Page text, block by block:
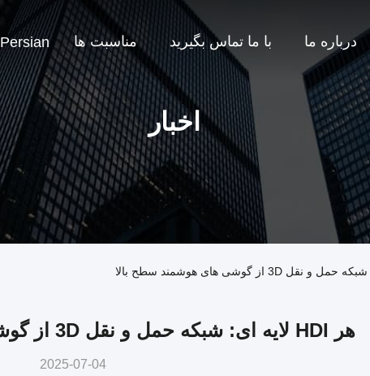
درباره ما با ما تماس بگیرید مناسبت ها Persian
اخبار
هر HDI لایه ای: شبکه حمل و نقل 3D از گوشی های هوشمند سطح بالا
2025-07-04